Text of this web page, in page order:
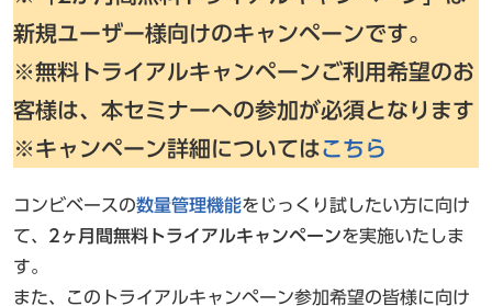
新規ユーザー様向けのキャンペーンです。
※無料トライアルキャンペーンご利用希望のお
客様は、本セミナーへの参加が必須となります
※キャンペーン詳細についてはこちら
コンビベースの数量管理機能をじっくり試したい方に向け
て、 2ヶ月間無料トライアルキャンペーンを実施いたしま
す。
また、このトライアルキャンペーン参加希望の皆様に向け